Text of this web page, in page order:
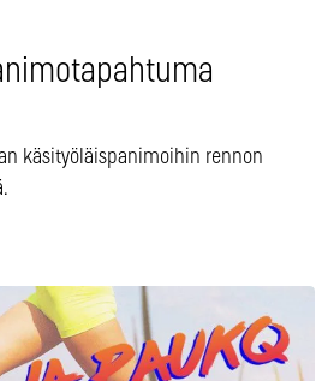
käsityöläispanimoihin rennon